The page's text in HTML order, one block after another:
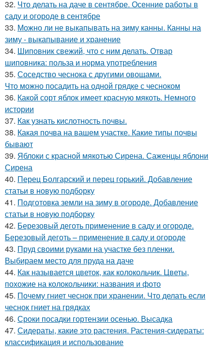
32. Что делать на даче в сентябре. Осенние работы в
саду и огороде в сентябре
33. Можно ли не выкапывать на зиму канны. Канны на
зиму - выкапывание и хранение
34. Шиповник свежий, что с ним делать. Отвар
шиповника: польза и норма употребления
35. Соседство чеснока с другими овощами.
Что можно посадить на одной грядке с чесноком
36. Какой сорт яблок имеет красную мякоть. Немного
истории
37. Как узнать кислотность почвы.
38. Какая почва на вашем участке. Какие типы почвы
бывают
39. Яблоки с красной мякотью Сирена. Саженцы яблони
Сирена
40. Перец Болгарский и перец горький. Добавление
статьи в новую подборку
41. Подготовка земли на зиму в огороде. Добавление
статьи в новую подборку
42. Березовый деготь применение в саду и огороде.
Березовый деготь – применение в саду и огороде
43. Пруд своими руками на участке без пленки.
Выбираем место для пруда на даче
44. Как называется цветок, как колокольчик. Цветы,
похожие на колокольчики: названия и фото
45. Почему гниет чеснок при хранении. Что делать если
чеснок гниет на грядках
46. Сроки посадки гортензии осенью. Высадка
47. Сидераты, какие это растения. Растения-сидераты:
классификация и использование